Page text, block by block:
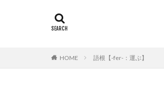
HOME 語根【-fer-：運ぶ】